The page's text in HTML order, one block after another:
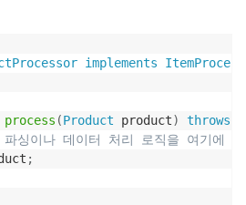
implements
process (Product product) throws
싱이나 데이터 처리 로직을 여기에
;